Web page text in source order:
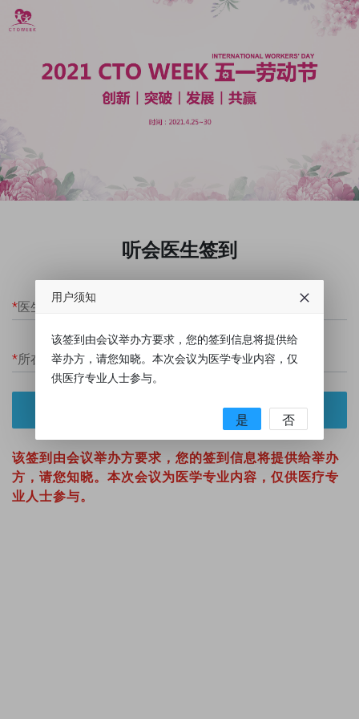
听会医生签到
*医生姓名
*所在医院
该签到由会议举办方要求，您的签到信息将提供给举办
方，请您知晓。本次会议为医学专业内容，仅供医疗专
业人士参与。
用户须知
该签到由会议举办方要求，您的签到信息将提供给
举办方，请您知晓。本次会议为医学专业内容，仅
供医疗专业人士参与。
是 否